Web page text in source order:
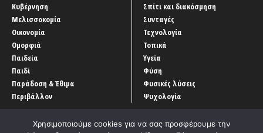
Κυβέρνηση
Μελισσοκομία
Οικονομία
Ομορφιά
Παιδεία
Παιδί
Παράδοση & Έθιμα
Περιβάλλον
Σπίτι και διακόσμηση
Συνταγές
Τεχνολογία
Τοπικά
Υγεία
Φύση
Φυσικές λύσεις
Ψυχολογία
Χρησιμοποιούμε cookies για να σας προσφέρουμε την